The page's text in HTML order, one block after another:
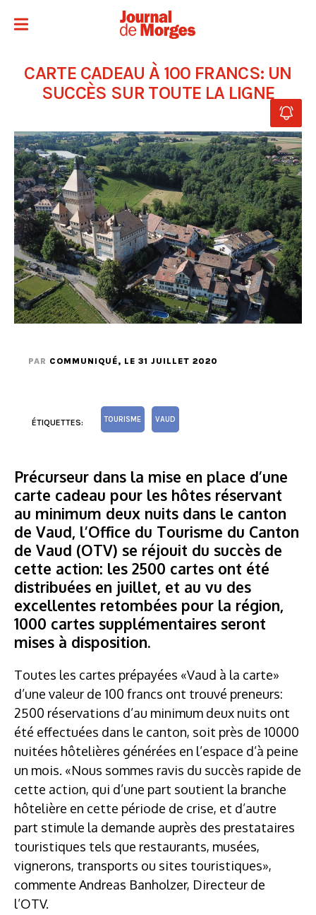
CARTE CADEAU À 100 FRANCS: UN
SUCCÈS SUR TOUTE LA LIGNE
PAR COMMUNIQUÉ, LE 31 JUILLET 2020
ÉTIQUETTES: TOURISME VAUD
Précurseur dans la mise en place d’une
carte cadeau pour les hôtes réservant
au minimum deux nuits dans le canton
de Vaud, l’Office du Tourisme du Canton
de Vaud (OTV) se réjouit du succès de
cette action: les 2500 cartes ont été
distribuées en juillet, et au vu des
excellentes retombées pour la région,
1000 cartes supplémentaires seront
mises à disposition.
Toutes les cartes prépayées «Vaud à la carte»
d’une valeur de 100 francs ont trouvé preneurs:
2500 réservations d’au minimum deux nuits ont
été effectuées dans le canton, soit près de 10000
nuitées hôtelières générées en l’espace d’à peine
un mois. «Nous sommes ravis du succès rapide de
cette action, qui d’une part soutient la branche
hôtelière en cette période de crise, et d’autre
part stimule la demande auprès des prestataires
touristiques tels que restaurants, musées,
vignerons, transports ou sites touristiques»,
commente Andreas Banholzer, Directeur de
l’OTV.